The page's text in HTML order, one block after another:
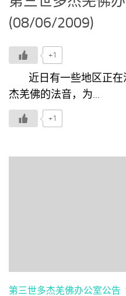
(08/06/2009)
+1
近日有一些地区正在
杰羌佛的法音，为...
+1
第三世多杰羌佛办公室公告